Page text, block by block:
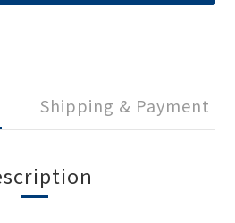
Shipping & Payment